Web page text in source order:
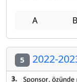
A B
5 2022-